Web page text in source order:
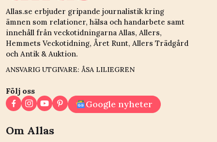
Allas.se erbjuder gripande journalistik kring
ämnen som relationer, hälsa och handarbete samt
innehåll från veckotidningarna Allas, Allers,
Hemmets Veckotidning, Året Runt, Allers Trädgård
och Antik & Auktion.
ANSVARIG UTGIVARE: ÅSA LILIEGREN
Följ oss
Google nyheter
Om Allas